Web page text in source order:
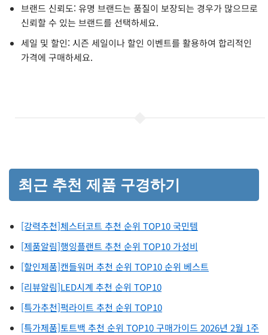
브랜드 신뢰도: 유명 브랜드는 품질이 보장되는 경우가 많으므로
신뢰할 수 있는 브랜드를 선택하세요.
세일 및 할인: 시즌 세일이나 할인 이벤트를 활용하여 합리적인
가격에 구매하세요.
최근 추천 제품 구경하기
[강력추천]체스터코트 추천 순위 TOP10 국민템
[제품알림]행잉플랜트 추천 순위 TOP10 가성비
[할인제품]캔들워머 추천 순위 TOP10 순위 베스트
[리뷰알림]LED시계 추천 순위 TOP10
[특가추천]퍽라이트 추천 순위 TOP10
[특가제품]토트백 추천 순위 TOP10 구매가이드 2026년 2월 1주